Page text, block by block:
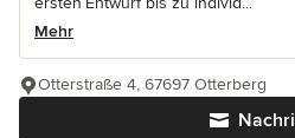
Mehr
Otterstraße 4, 67697 Otterberg